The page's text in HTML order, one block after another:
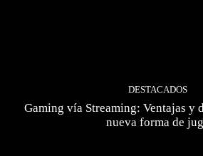
DESTACADOS
Gaming vía Streaming: Ventajas y
nueva forma de